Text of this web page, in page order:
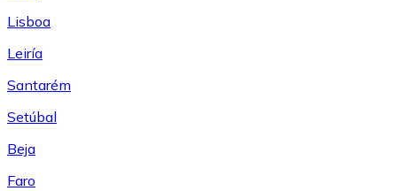
Lisboa
Leiría
Santarém
Setúbal
Beja
Faro